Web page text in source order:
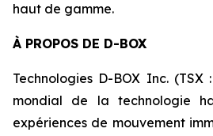
haut de gamme.
À PROPOS DE D-BOX
Technologies D-BOX Inc.
mondial de la technologie
expériences de mouvement